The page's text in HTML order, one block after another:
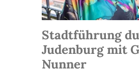
Stadtführung
Judenburg mit
Nunner